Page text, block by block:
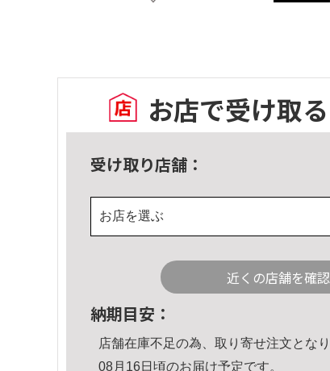
お店で受け取る
受け取り店舗：
お店を選ぶ
近くの店舗を確
納期目安：
店舗在庫不足の為、取り寄せ注文となり
08月16日頃のお届け予定です。